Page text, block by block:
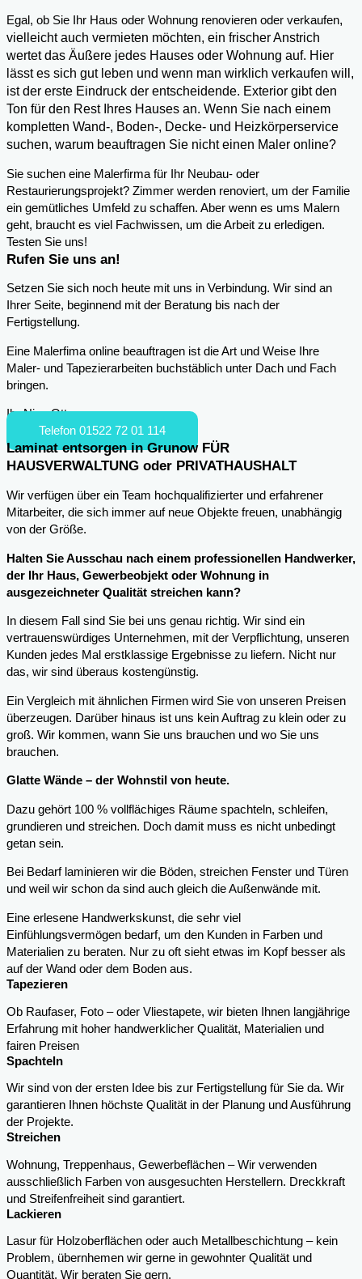
Egal, ob Sie Ihr Haus oder Wohnung renovieren oder verkaufen,
vielleicht auch vermieten möchten, ein frischer Anstrich
wertet das Äußere jedes Hauses oder Wohnung auf. Hier
lässt es sich gut leben und wenn man wirklich verkaufen will,
ist der erste Eindruck der entscheidende. Exterior gibt den
Ton für den Rest Ihres Hauses an. Wenn Sie nach einem
kompletten Wand-, Boden-, Decke- und Heizkörperservice
suchen, warum beauftragen Sie nicht einen Maler online?
Sie suchen eine Malerfirma für Ihr Neubau- oder
Restaurierungsprojekt? Zimmer werden renoviert, um der Familie
ein gemütliches Umfeld zu schaffen. Aber wenn es ums Malern
geht, braucht es viel Fachwissen, um die Arbeit zu erledigen.
Testen Sie uns!
Rufen Sie uns an!
Setzen Sie sich noch heute mit uns in Verbindung. Wir sind an
Ihrer Seite, beginnend mit der Beratung bis nach der
Fertigstellung.
Eine Malerfima online beauftragen ist die Art und Weise Ihre
Maler- und Tapezierarbeiten buchstäblich unter Dach und Fach
bringen.
Ihr Nico Otto
Telefon 01522 72 01 114
Laminat entsorgen in Grunow FÜR
HAUSVERWALTUNG oder PRIVATHAUSHALT
Wir verfügen über ein Team hochqualifizierter und erfahrener
Mitarbeiter, die sich immer auf neue Objekte freuen, unabhängig
von der Größe.
Halten Sie Ausschau nach einem professionellen Handwerker,
der Ihr Haus, Gewerbeobjekt oder Wohnung in
ausgezeichneter Qualität streichen kann?
In diesem Fall sind Sie bei uns genau richtig. Wir sind ein
vertrauenswürdiges Unternehmen, mit der Verpflichtung, unseren
Kunden jedes Mal erstklassige Ergebnisse zu liefern. Nicht nur
das, wir sind überaus kostengünstig.
Ein Vergleich mit ähnlichen Firmen wird Sie von unseren Preisen
überzeugen. Darüber hinaus ist uns kein Auftrag zu klein oder zu
groß. Wir kommen, wann Sie uns brauchen und wo Sie uns
brauchen.
Glatte Wände – der Wohnstil von heute.
Dazu gehört 100 % vollflächiges Räume spachteln, schleifen,
grundieren und streichen. Doch damit muss es nicht unbedingt
getan sein.
Bei Bedarf laminieren wir die Böden, streichen Fenster und Türen
und weil wir schon da sind auch gleich die Außenwände mit.
Eine erlesene Handwerkskunst, die sehr viel
Einfühlungsvermögen bedarf, um den Kunden in Farben und
Materialien zu beraten. Nur zu oft sieht etwas im Kopf besser als
auf der Wand oder dem Boden aus.
Tapezieren
Ob Raufaser, Foto – oder Vliestapete, wir bieten Ihnen langjährige
Erfahrung mit hoher handwerklicher Qualität, Materialien und
fairen Preisen
Spachteln
Wir sind von der ersten Idee bis zur Fertigstellung für Sie da. Wir
garantieren Ihnen höchste Qualität in der Planung und Ausführung
der Projekte.
Streichen
Wohnung, Treppenhaus, Gewerbeflächen – Wir verwenden
ausschließlich Farben von ausgesuchten Herstellern. Dreckkraft
und Streifenfreiheit sind garantiert.
Lackieren
Lasur für Holzoberflächen oder auch Metallbeschichtung – kein
Problem, übernhemen wir gerne in gewohnter Qualität und
Quantität. Wir beraten Sie gern.